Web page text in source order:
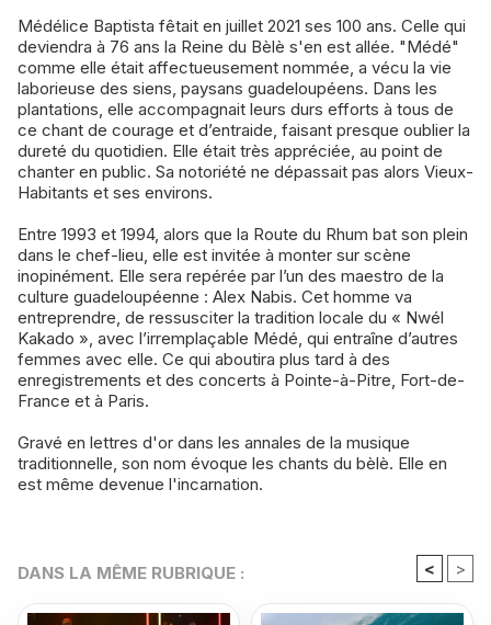
Médélice Baptista fêtait en juillet 2021 ses 100 ans. Celle qui
deviendra à 76 ans la Reine du Bèlè s'en est allée. "Médé"
comme elle était affectueusement nommée, a vécu la vie
laborieuse des siens, paysans guadeloupéens. Dans les
plantations, elle accompagnait leurs durs efforts à tous de
ce chant de courage et d’entraide, faisant presque oublier la
dureté du quotidien. Elle était très appréciée, au point de
chanter en public. Sa notoriété ne dépassait pas alors Vieux-
Habitants et ses environs.
Entre 1993 et 1994, alors que la Route du Rhum bat son plein
dans le chef-lieu, elle est invitée à monter sur scène
inopinément. Elle sera repérée par l’un des maestro de la
culture guadeloupéenne : Alex Nabis. Cet homme va
entreprendre, de ressusciter la tradition locale du « Nwél
Kakado », avec l’irremplaçable Médé, qui entraîne d’autres
femmes avec elle. Ce qui aboutira plus tard à des
enregistrements et des concerts à Pointe-à-Pitre, Fort-de-
France et à Paris.
Gravé en lettres d'or dans les annales de la musique
traditionnelle, son nom évoque les chants du bèlè. Elle en
est même devenue l'incarnation.
DANS LA MÊME RUBRIQUE : < >